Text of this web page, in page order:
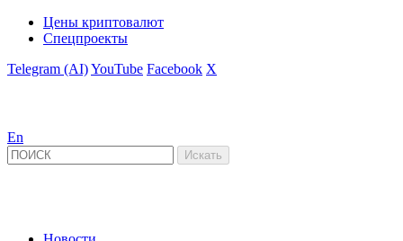
Цены криптовалют
Спецпроекты
Telegram (AI)YouTube Facebook X
En